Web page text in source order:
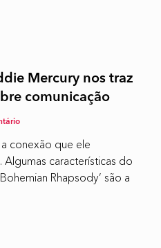
Mercury nos traz
comunicação
conexão que ele
características do
Rhapsody’ são a